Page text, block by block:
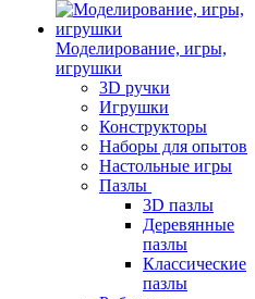
Моделирование, игры,
игрушки
3D ручки
Игрушки
Конструкторы
Наборы для опытов
Настольные игры
Пазлы
3D пазлы
Деревянные
пазлы
Классические
пазлы